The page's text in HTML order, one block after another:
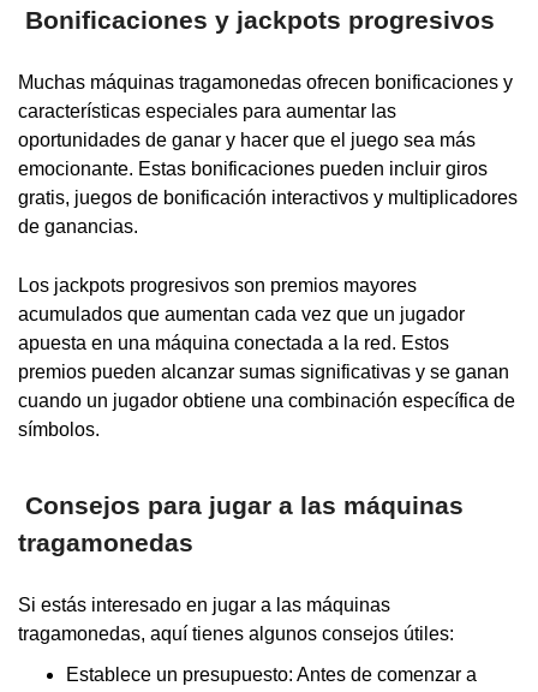
Bonificaciones y jackpots progresivos
Muchas máquinas tragamonedas ofrecen bonificaciones y
características especiales para aumentar las
oportunidades de ganar y hacer que el juego sea más
emocionante. Estas bonificaciones pueden incluir giros
gratis, juegos de bonificación interactivos y multiplicadores
de ganancias.
Los jackpots progresivos son premios mayores
acumulados que aumentan cada vez que un jugador
apuesta en una máquina conectada a la red. Estos
premios pueden alcanzar sumas significativas y se ganan
cuando un jugador obtiene una combinación específica de
símbolos.
Consejos para jugar a las máquinas
tragamonedas
Si estás interesado en jugar a las máquinas
tragamonedas, aquí tienes algunos consejos útiles:
Establece un presupuesto: Antes de comenzar a